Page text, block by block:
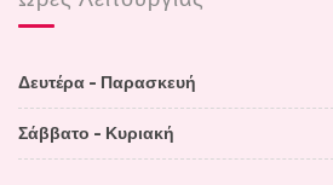
Δευτέρα - Παρασκευή
Σάββατο - Κυριακή